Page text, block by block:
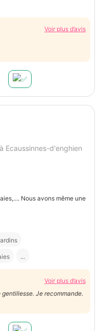
Voir plus d’avis
Ecaussinnes-d'enghien
Nous avons même une
...
Voir plus d’avis
Super top boulot et personne remplie de gentillesse. Je recommande.